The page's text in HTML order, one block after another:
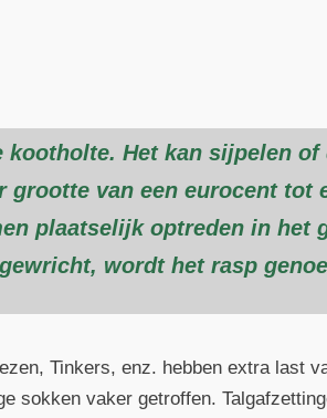
Het kan sijpelen
van een eurocent tot
plaatselijk optreden in het
wordt het rasp
Tinkers, enz. hebben extra last
sokken vaker getroffen.